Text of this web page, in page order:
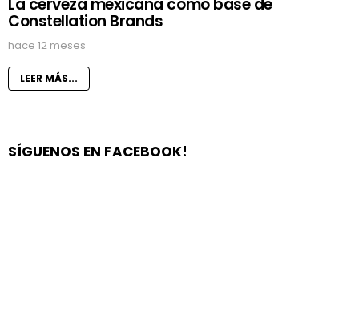
La cerveza mexicana como base de
Constellation Brands
hace 12 meses
LEER MÁS...
SÍGUENOS EN FACEBOOK!